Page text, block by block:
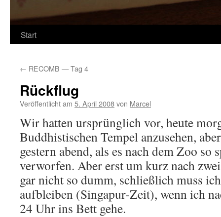
Start
← RECOMB — Tag 4
Rückflug
Veröffentlicht am 5. April 2008von Marcel
Wir hatten ursprünglich vor, heute
Buddhistischen Tempel anzusehen,
gestern abend, als es nach dem Zoo so
verworfen. Aber erst um kurz nach
gar nicht so dumm, schließlich muss
aufbleiben (Singapur-Zeit), wenn ich
24 Uhr ins Bett gehe.